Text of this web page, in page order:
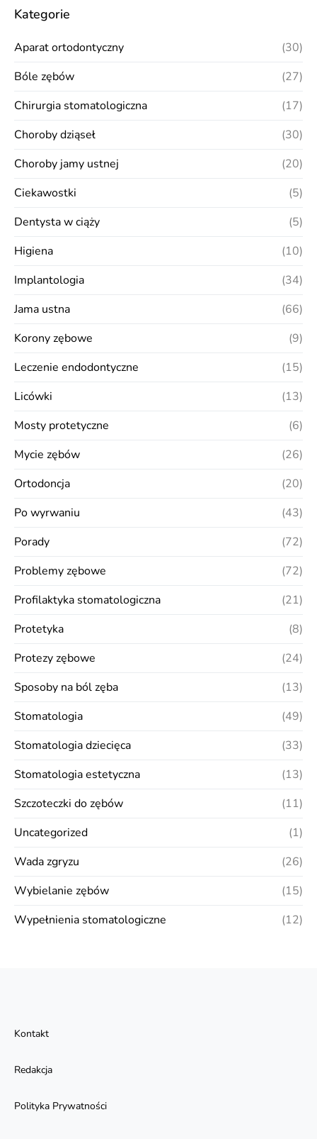
Kategorie
Aparat ortodontyczny
(30)
Bóle zębów
(27)
Chirurgia stomatologiczna
(17)
Choroby dziąseł
(30)
Choroby jamy ustnej
(20)
Ciekawostki
(5)
Dentysta w ciąży
(5)
Higiena
(10)
Implantologia
(34)
Jama ustna
(66)
Korony zębowe
(9)
Leczenie endodontyczne
(15)
Licówki
(13)
Mosty protetyczne
(6)
Mycie zębów
(26)
Ortodoncja
(20)
Po wyrwaniu
(43)
Porady
(72)
Problemy zębowe
(72)
Profilaktyka stomatologiczna
(21)
Protetyka
(8)
Protezy zębowe
(24)
Sposoby na ból zęba
(13)
Stomatologia
(49)
Stomatologia dziecięca
(33)
Stomatologia estetyczna
(13)
Szczoteczki do zębów
(11)
Uncategorized
(1)
Wada zgryzu
(26)
Wybielanie zębów
(15)
Wypełnienia stomatologiczne
(12)
Kontakt
Redakcja
Polityka Prywatności